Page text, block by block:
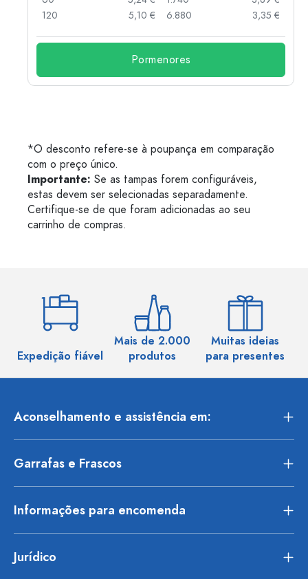
120
5,10 €
6.880
3,35 €
Pormenores
*O desconto refere-se à poupança em comparação
com o preço único.
Importante: Se as tampas forem configuráveis,
estas devem ser selecionadas separadamente.
Certifique-se de que foram adicionadas ao seu
carrinho de compras.
Expedição fiável
Mais de 2.000
produtos
Muitas ideias
para presentes
Aconselhamento e assistência em:
Garrafas e Frascos
Informações para encomenda
Jurídico